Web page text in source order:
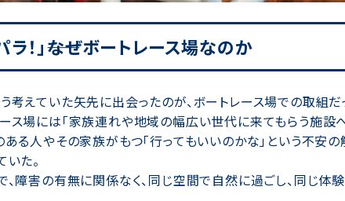
！」――なぜボートレース場なのか
えていた矢先に出会ったのが、ボートレース場での取組だ
ス場には「家族連れや地域の幅広い世代に来てもらう施設
る人やその家族がもつ「行ってもいいのかな」という不安の
た。
障害の有無に関係なく、同じ空間で自然に過ごし、同じ体験